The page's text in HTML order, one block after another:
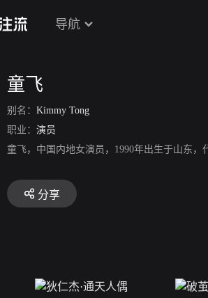
导航
童飞
别名： Kimmy Tong
职业： 演员
童飞，中国内地女演员，1990年出生于山东，
分享